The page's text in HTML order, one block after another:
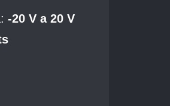
-20 V a 20 V